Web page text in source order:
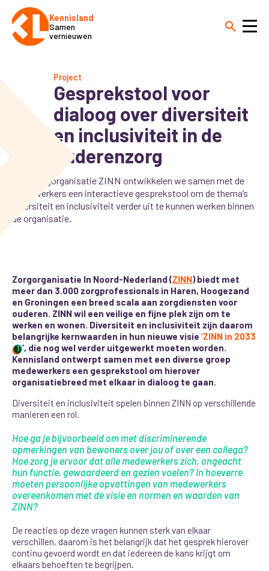
Kennisland
Samen
vernieuwen
Project
Gesprekstool voor
dialoog over diversiteit
en inclusiviteit in de
ouderenzorg
Voor zorgorganisatie ZINN ontwikkelen we samen met de
medewerkers een interactieve gesprekstool om de thema’s
diversiteit en inclusiviteit verder uit te kunnen werken binnen
de organisatie.
Zorgorganisatie In Noord-Nederland (ZINN) biedt met
meer dan 3.000 zorgprofessionals in Haren, Hoogezand
en Groningen een breed scala aan zorgdiensten voor
ouderen. ZINN wil een veilige en fijne plek zijn om te
werken en wonen. Diversiteit en inclusiviteit zijn daarom
belangrijke kernwaarden in hun nieuwe visie‘ZINN in 2033
1 ’, die nog wel verder uitgewerkt moeten worden.
Kennisland ontwerpt samen met een diverse groep
medewerkers een gesprekstool om hierover
organisatiebreed met elkaar in dialoog te gaan.
Diversiteit en inclusiviteit spelen binnen ZINN op verschillende
manieren een rol.
Hoe ga je bijvoorbeeld om met discriminerende
opmerkingen van bewoners over jou of over een collega?
Hoe zorg je ervoor dat alle medewerkers zich, ongeacht
hun functie, gewaardeerd en gezien voelen? In hoeverre
moeten persoonlijke opvattingen van medewerkers
overeenkomen met de visie en normen en waarden van
ZINN?
De reacties op deze vragen kunnen sterk van elkaar
verschillen, daarom is het belangrijk dat het gesprek hierover
continu gevoerd wordt en dat iedereen de kans krijgt om
elkaars behoeften te begrijpen.